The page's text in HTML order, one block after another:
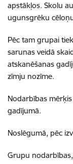
apstākļos. Skolu
ugunsgrēku
Pēc tam grupai
sarunas veidā
atskanēšanas
zīmju nozīme.
Nodarbības
gadījumā.
Noslēgumā, pēc
Grupu